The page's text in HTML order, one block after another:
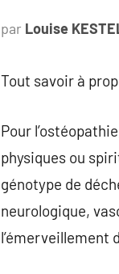
par Louise
Tout savoir à
Pour
physiques ou
génotype de
neurologique,
l’émerveillement